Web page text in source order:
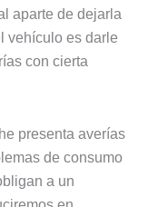
aparte de dejarla
vehículo es darle
con cierta
presenta averías
de consumo
a un